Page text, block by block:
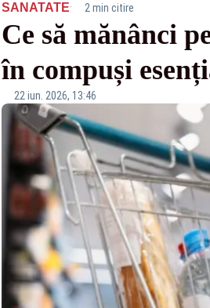
SANATATE· 2 min citire
Ce să mănânci
în compuși
22 iun. 2026, 13:46